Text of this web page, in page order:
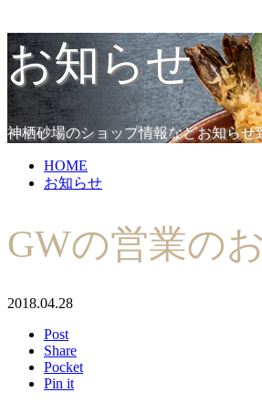
お知らせ
神栖砂場のショップ情報などお知らせ
HOME
お知らせ
GWの営業の
2018.04.28
Post
Share
Pocket
Pin it